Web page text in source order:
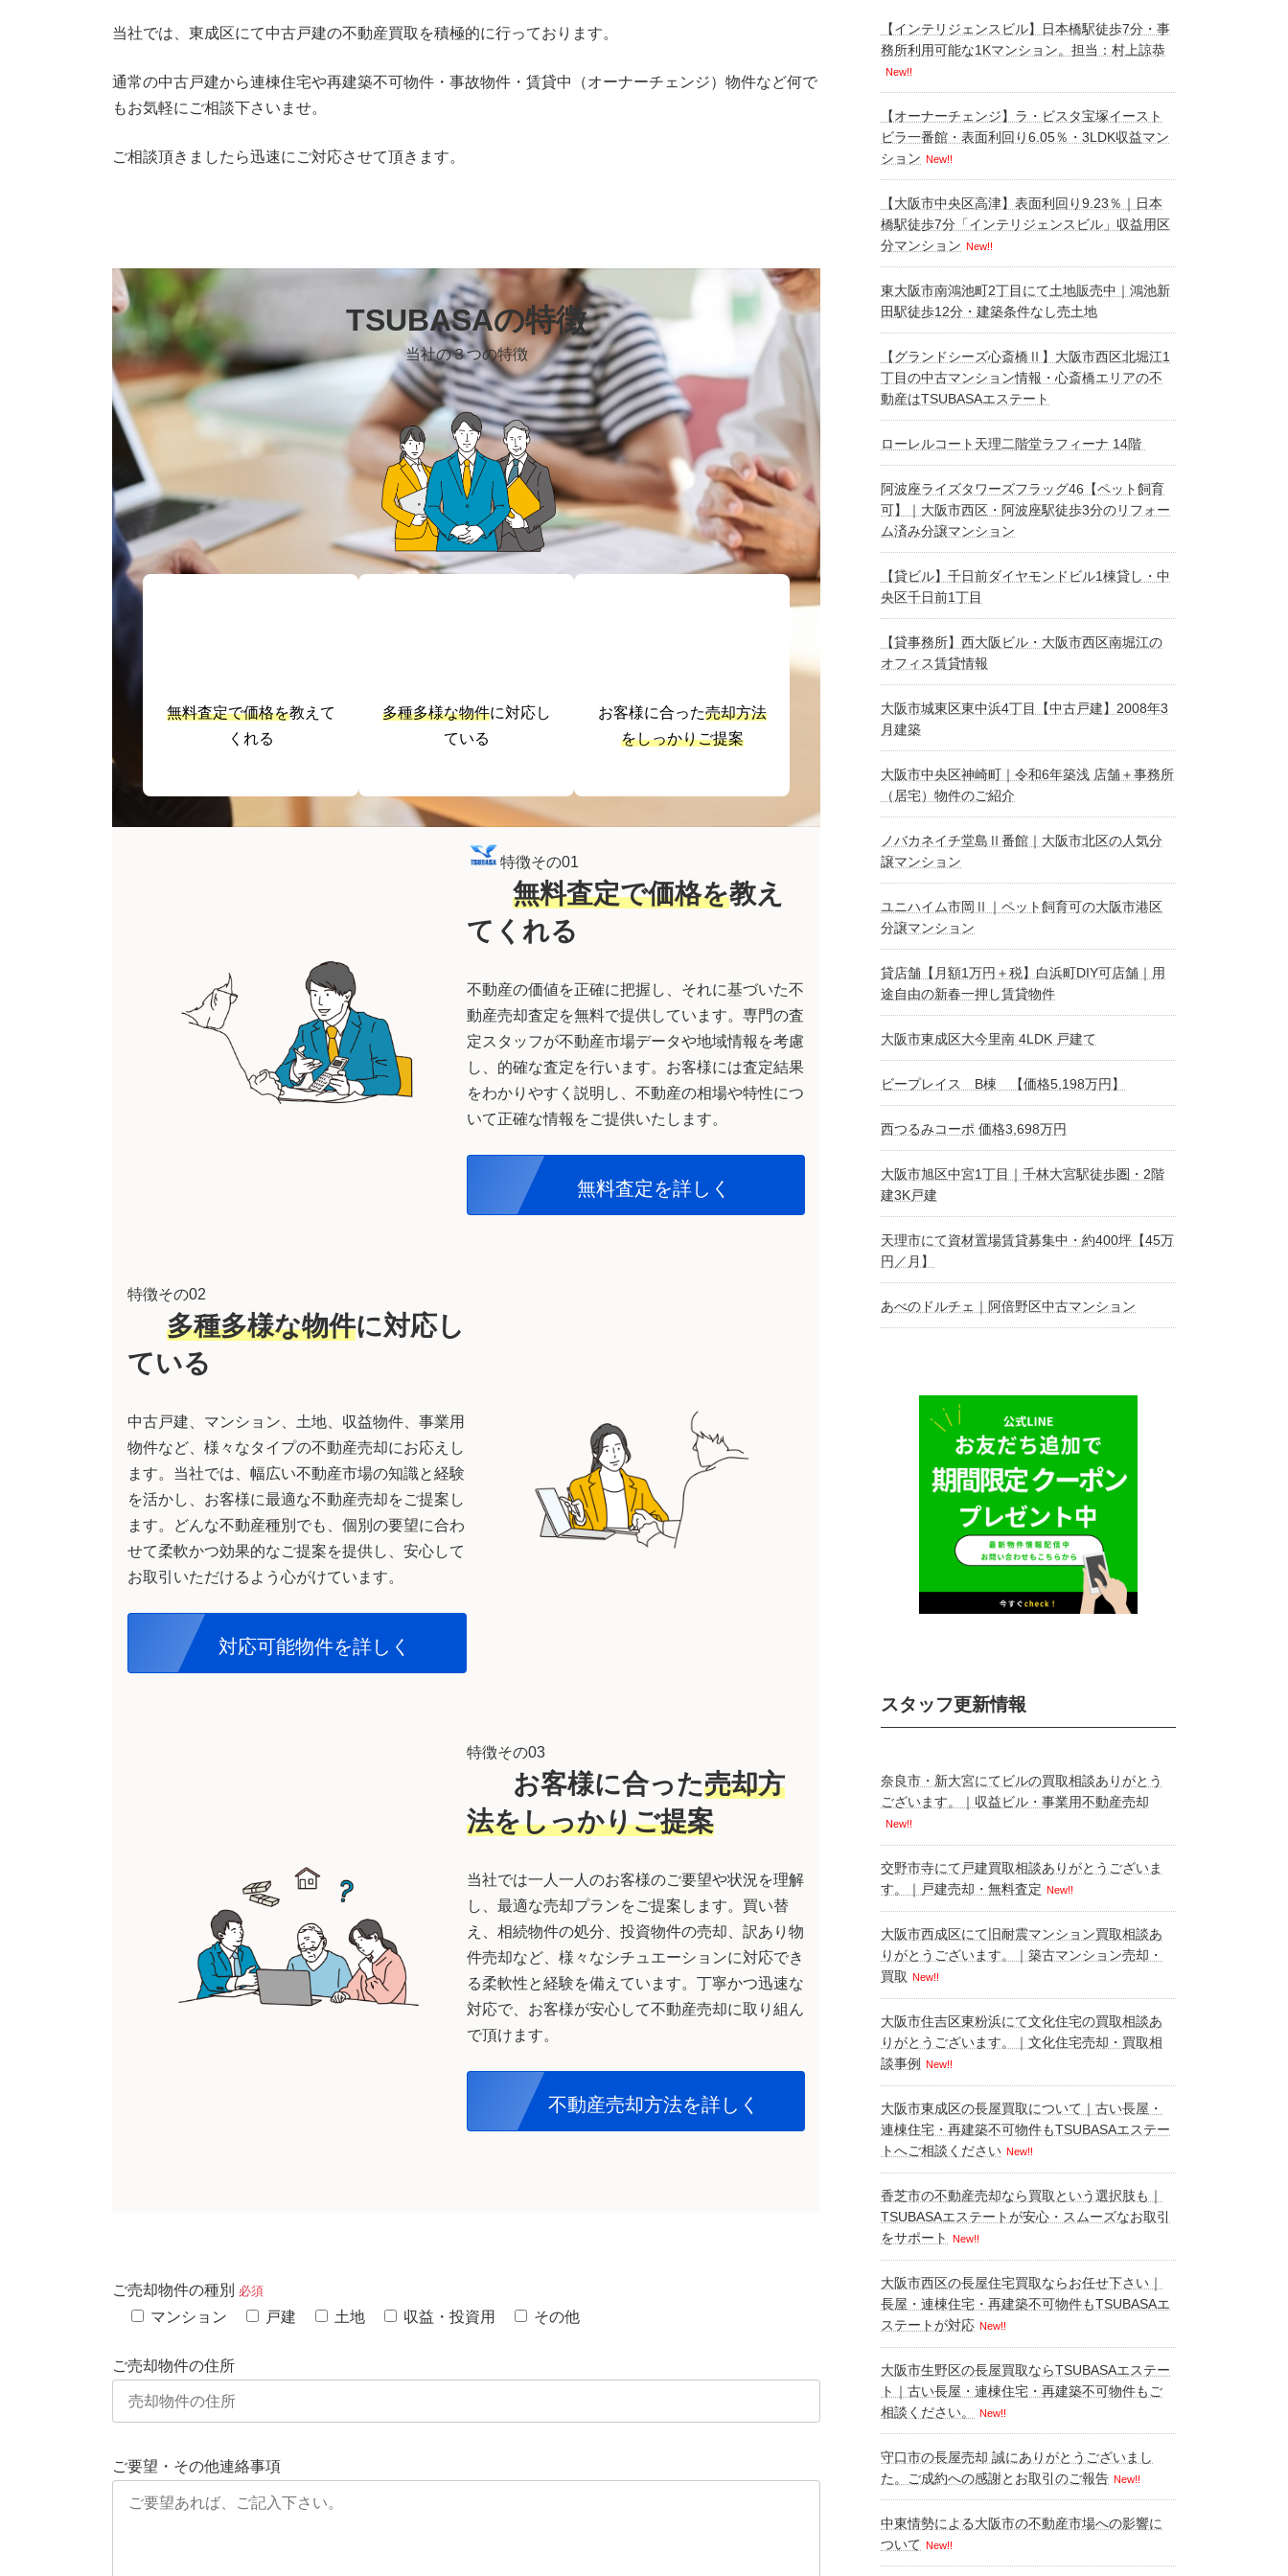
当社では、東成区にて中古戸建の不動産買取を積極的に行っております。
通常の中古戸建から連棟住宅や再建築不可物件・事故物件・賃貸中（オーナーチェンジ）物件など何で
もお気軽にご相談下さいませ。
ご相談頂きましたら迅速にご対応させて頂きます。
TSUBASAの特徴
当社の３つの特徴
無料査定で価格を教えて
くれる
多種多様な物件に対応し
ている
お客様に合った売却方法
をしっかりご提案
特徴その01
無料査定で価格を教え
てくれる
不動産の価値を正確に把握し、それに基づいた不
動産売却査定を無料で提供しています。専門の査
定スタッフが不動産市場データや地域情報を考慮
し、的確な査定を行います。お客様には査定結果
をわかりやすく説明し、不動産の相場や特性につ
いて正確な情報をご提供いたします。
無料査定を詳しく
特徴その02
多種多様な物件に対応し
ている
中古戸建、マンション、土地、収益物件、事業用
物件など、様々なタイプの不動産売却にお応えし
ます。当社では、幅広い不動産市場の知識と経験
を活かし、お客様に最適な不動産売却をご提案し
ます。どんな不動産種別でも、個別の要望に合わ
せて柔軟かつ効果的なご提案を提供し、安心して
お取引いただけるよう心がけています。
対応可能物件を詳しく
特徴その03
お客様に合った売却方
法をしっかりご提案
当社では一人一人のお客様のご要望や状況を理解
し、最適な売却プランをご提案します。買い替
え、相続物件の処分、投資物件の売却、訳あり物
件売却など、様々なシチュエーションに対応でき
る柔軟性と経験を備えています。丁寧かつ迅速な
対応で、お客様が安心して不動産売却に取り組ん
で頂けます。
不動産売却方法を詳しく
ご売却物件の種別 必須
マンション 戸建 土地 収益・投資用 その他
ご売却物件の住所
ご要望・その他連絡事項
【インテリジェンスビル】日本橋駅徒歩7分・事
務所利用可能な1Kマンション。担当：村上諒恭
New!!
【オーナーチェンジ】ラ・ビスタ宝塚イースト
ビラ一番館・表面利回り6.05％・3LDK収益マン
ション New!!
【大阪市中央区高津】表面利回り9.23％｜日本
橋駅徒歩7分「インテリジェンスビル」収益用区
分マンション New!!
東大阪市南鴻池町2丁目にて土地販売中｜鴻池新
田駅徒歩12分・建築条件なし売土地
【グランドシーズ心斎橋Ⅱ】大阪市西区北堀江1
丁目の中古マンション情報・心斎橋エリアの不
動産はTSUBASAエステート
ローレルコート天理二階堂ラフィーナ 14階
阿波座ライズタワーズフラッグ46【ペット飼育
可】｜大阪市西区・阿波座駅徒歩3分のリフォー
ム済み分譲マンション
【貸ビル】千日前ダイヤモンドビル1棟貸し・中
央区千日前1丁目
【貸事務所】西大阪ビル・大阪市西区南堀江の
オフィス賃貸情報
大阪市城東区東中浜4丁目【中古戸建】2008年3
月建築
大阪市中央区神崎町｜令和6年築浅 店舗＋事務所
（居宅）物件のご紹介
ノバカネイチ堂島Ⅱ番館｜大阪市北区の人気分
譲マンション
ユニハイム市岡Ⅱ｜ペット飼育可の大阪市港区
分譲マンション
貸店舗【月額1万円＋税】白浜町DIY可店舗｜用
途自由の新春一押し賃貸物件
大阪市東成区大今里南 4LDK 戸建て
ビープレイス B棟 【価格5,198万円】
西つるみコーポ 価格3,698万円
大阪市旭区中宮1丁目｜千林大宮駅徒歩圏・2階
建3K戸建
天理市にて資材置場賃貸募集中・約400坪【45万
円／月】
あべのドルチェ｜阿倍野区中古マンション
スタッフ更新情報
奈良市・新大宮にてビルの買取相談ありがとう
ございます。｜収益ビル・事業用不動産売却
New!!
交野市寺にて戸建買取相談ありがとうございま
す。｜戸建売却・無料査定 New!!
大阪市西成区にて旧耐震マンション買取相談あ
りがとうございます。｜築古マンション売却・
買取
New!!
大阪市住吉区東粉浜にて文化住宅の買取相談あ
りがとうございます。｜文化住宅売却・買取相
談事例
New!!
大阪市東成区の長屋買取について｜古い長屋・
連棟住宅・再建築不可物件もTSUBASAエステー
トへご相談ください New!!
香芝市の不動産売却なら買取という選択肢も｜
TSUBASAエステートが安心・スムーズなお取引
をサポート
New!!
大阪市西区の長屋住宅買取ならお任せ下さい｜
長屋・連棟住宅・再建築不可物件もTSUBASAエ
ステートが対応 New!!
大阪市生野区の長屋買取ならTSUBASAエステー
ト｜古い長屋・連棟住宅・再建築不可物件もご
相談ください。
New!!
守口市の長屋売却 誠にありがとうございまし
た。ご成約への感謝とお取引のご報告 New!!
中東情勢による大阪市の不動産市場への影響に
ついて New!!